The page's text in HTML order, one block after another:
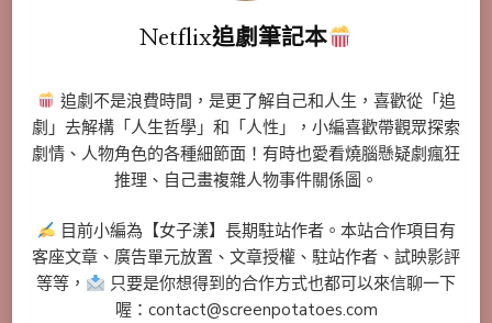
Netflix追劇筆記本
追劇不是浪費時間，是更了解自己和人生，喜歡從「追
劇」去解構「人生哲學」和「人性」，小編喜歡帶觀眾探索
劇情、人物角色的各種細節面！有時也愛看燒腦懸疑劇瘋狂
推理、自己畫複雜人物事件關係圖。
目前小編為【女子漾】長期駐站作者。本站合作項目有
客座文章、廣告單元放置、文章授權、駐站作者、試映影評
等等，
只要是你想得到的合作方式也都可以來信聊一下
喔：contact@screenpotatoes.com